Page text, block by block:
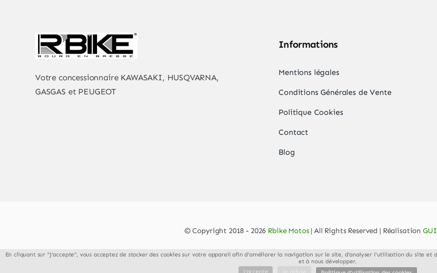
Votre concessionnaire KAWASAKI, HUSQVARNA,
GASGAS et PEUGEOT
Informations
Mentions légales
Conditions Générales de Vente
Politique Cookies
Contact
Blog
© Copyright 2018 - 2026 Rbike Motos| All Rights Reserved | Réalisation
En cliquant sur "J'accepte", vous acceptez de stocker des cookies sur votre appareil afin d'améliorer la navigation sur le site, d'analyser l'utilisation du site
et à nous développer.
J'accepte